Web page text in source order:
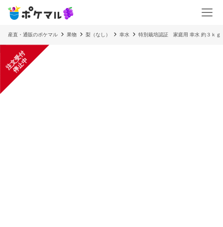
産直・通販のポケマル 果物 梨（なし） 幸水 特別栽培認証 家庭用 幸水 約３ｋｇ
注
文
受
付
停
止
中